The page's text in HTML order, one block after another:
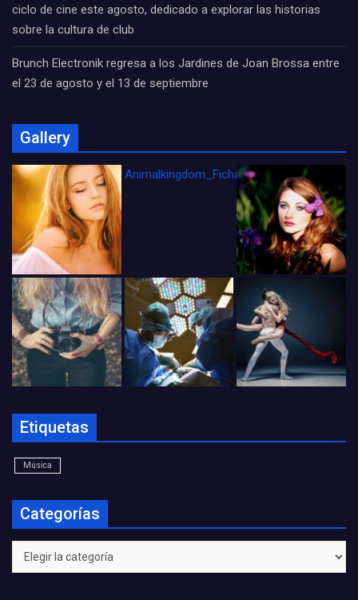
ciclo de cine este agosto, dedicado a explorar las historias
sobre la cultura de club
Brunch Electronik regresa a los Jardines de Joan Brossa entre
el 23 de agosto y el 13 de septiembre
Gallery
Animalkingdom_FichaCine
Etiquetas
Música
Categorías
Categorías